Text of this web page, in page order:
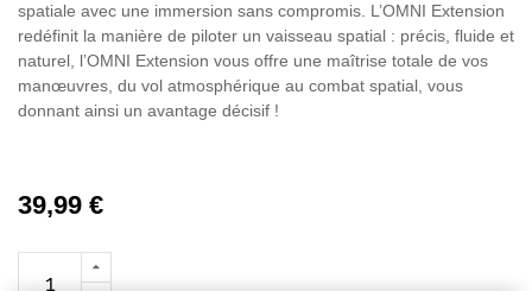
spatiale avec une immersion sans compromis. L’OMNI Extension
redéfinit la manière de piloter un vaisseau spatial : précis, fluide et
naturel, l’OMNI Extension vous offre une maîtrise totale de vos
manœuvres, du vol atmosphérique au combat spatial, vous
donnant ainsi un avantage décisif !
39,99 €